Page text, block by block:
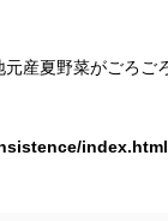
産夏野菜がごろ
index.html